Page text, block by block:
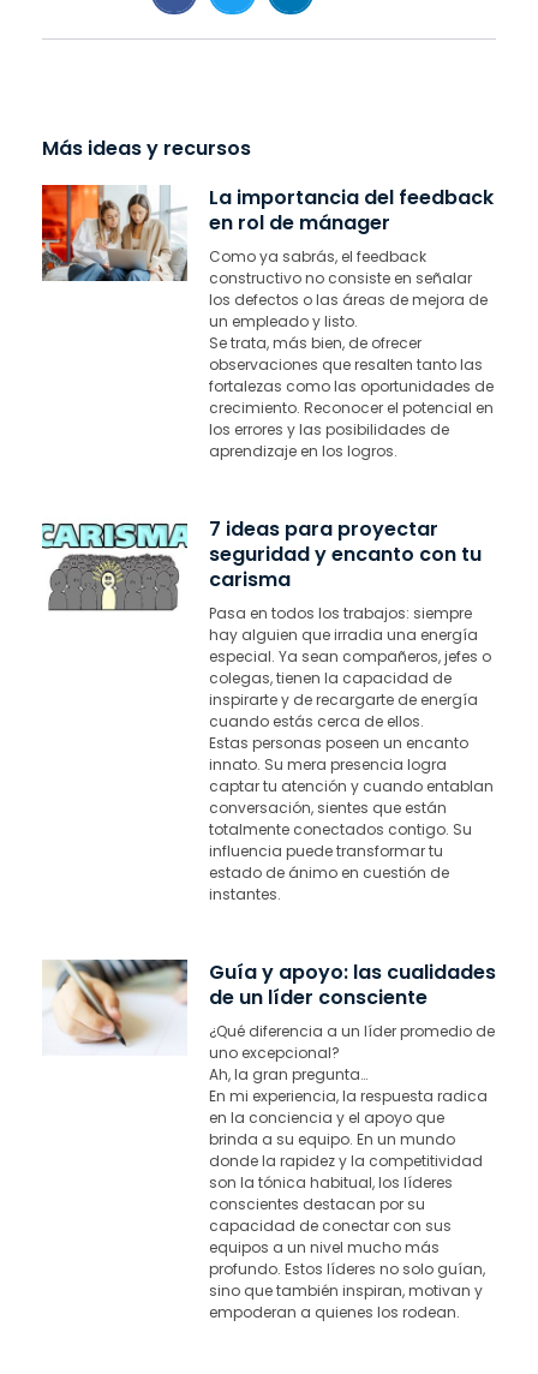
Más ideas y recursos
La importancia del feedback
en rol de mánager
Como ya sabrás, el feedback
constructivo no consiste en señalar
los defectos o las áreas de mejora de
un empleado y listo.
Se trata, más bien, de ofrecer
observaciones que resalten tanto las
fortalezas como las oportunidades de
crecimiento. Reconocer el potencial en
los errores y las posibilidades de
aprendizaje en los logros.
7 ideas para proyectar
seguridad y encanto con tu
carisma
Pasa en todos los trabajos: siempre
hay alguien que irradia una energía
especial. Ya sean compañeros, jefes o
colegas, tienen la capacidad de
inspirarte y de recargarte de energía
cuando estás cerca de ellos.
Estas personas poseen un encanto
innato. Su mera presencia logra
captar tu atención y cuando entablan
conversación, sientes que están
totalmente conectados contigo. Su
influencia puede transformar tu
estado de ánimo en cuestión de
instantes.
Guía y apoyo: las cualidades
de un líder consciente
¿Qué diferencia a un líder promedio de
uno excepcional?
Ah, la gran pregunta…
En mi experiencia, la respuesta radica
en la conciencia y el apoyo que
brinda a su equipo. En un mundo
donde la rapidez y la competitividad
son la tónica habitual, los líderes
conscientes destacan por su
capacidad de conectar con sus
equipos a un nivel mucho más
profundo. Estos líderes no solo guían,
sino que también inspiran, motivan y
empoderan a quienes los rodean.